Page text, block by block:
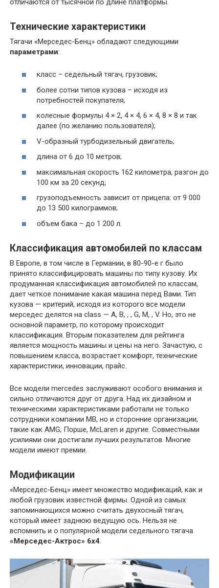
отличаются от тысячной по длине платформы.
Технические характеристики
Тягачи «Мерседес-Бенц» обладают следующими
параметрами:
класс – седельный тягач, грузовик;
более сотни типов кузова – исходя из
потребностей покупателя;
колесные формулы 4 × 2, 4 × 4, 6 × 4, 8 × 8 и так
далее (по желанию пользователя);
V-образный турбодизельный двигатель;
длина от 6 до 10 метров;
максимальная скорость 162 километра, разгон до
100 км за 20 секунд;
грузоподъемность зависит от прицепа: от 9 000
до 13 500 килограммов;
объем бака – до 1 200 л.
Классификация автомобилей по классам
В Европе, в том числе в Германии, в 80-90-е г было
принято классифицировать машины по типу кузову. Их
продуманная классификация автомобилей по классам,
дает четкое понимание какая машина перед Вами. Тип
кузова — критерий, исходя из которого все модели
мерседес делятся на class — A, B, , , G, M, , V. Но, это не
основной параметр, по которому происходит
классификация. Вторым показателем для рейтинга
является мощность машины и цены на него. Зачастую, с
повышением класса, возрастает комфорт, технические
характеристики, инновации, прайс.
Все модели mercedes заслуживают особого внимания и
сильно отличаются друг от друга. Над их дизайном и
техническими характеристиками работали не только
сотрудники компании MB, но и сторонние организации,
такие как AMG, Порше, McLaren и другие. Совместными
усилиями они достигали лучших результатов. Многие
модели имеют премии.
Модификации
«Мерседес-Бенц» имеет множество модификаций, как и
любой грузовик известной фирмы. Одной из самых
запоминающихся можно считать двухосный тягач,
который имеет заднюю ведущую ось. Нельзя не
вспомнить и о популярной модели седельного тягача
«Мерседес-Актрос» 6х4.